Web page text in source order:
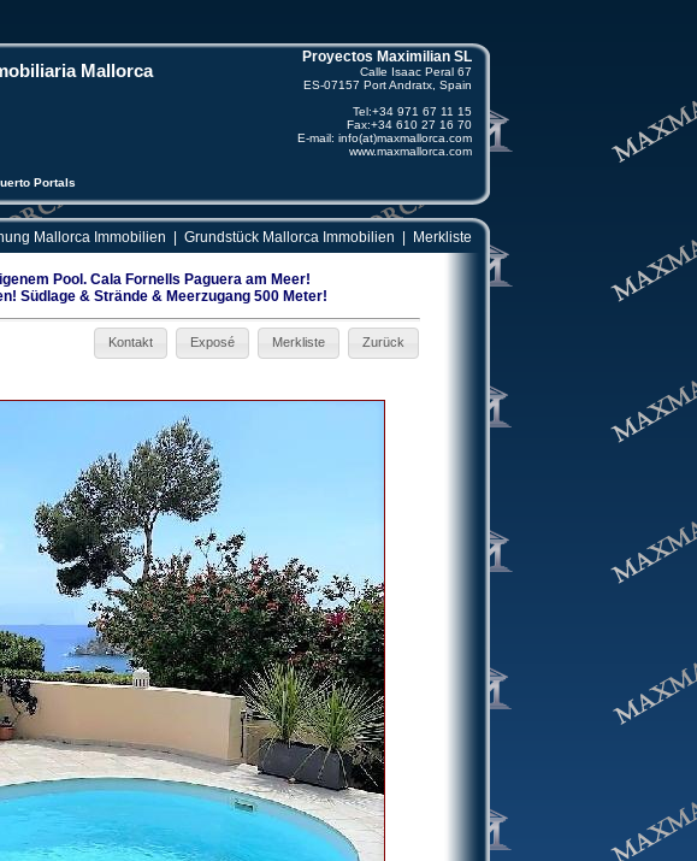
Proyectos Maximilian SL
Calle Isaac Peral 67
ES-07157 Port Andratx, Spain
Tel:+34 971 67 11 15
Fax:+34 610 27 16 70
E-mail: info(at)maxmallorca.com
www.maxmallorca.com
Portals
Mallorca
Mallorca Immobilien Grundstück Mallorca Immobilien Merkliste
Pool. Cala Fornells Paguera am Meer!
Südlage & Strände & Meerzugang 500 Meter!
Zurück
Merkliste
Exposé
Kontakt